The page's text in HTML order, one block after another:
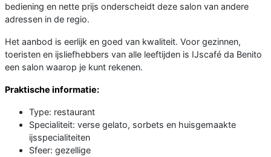
bediening en nette prijs onderscheidt deze salon van andere
adressen in de regio.
Het aanbod is eerlijk en goed van kwaliteit. Voor gezinnen,
toeristen en ijsliefhebbers van alle leeftijden is IJscafé da Benito
een salon waarop je kunt rekenen.
Praktische informatie:
Type: restaurant
Specialiteit: verse gelato, sorbets en huisgemaakte
ijsspecialiteiten
Sfeer: gezellige